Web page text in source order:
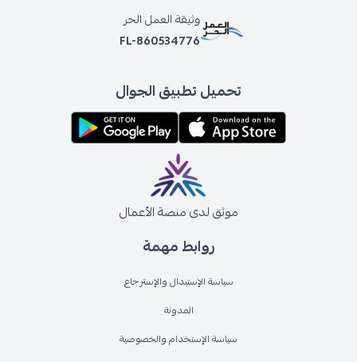
روابط مهمة
سياسة الإستبدال والإسترجاع
المدونة
سياسة الإستخدام والخصوصية
وثيقة العمل الحر
FL-860534776
تحميل تطبيق الجوال
موثق لدى منصة الأعمال